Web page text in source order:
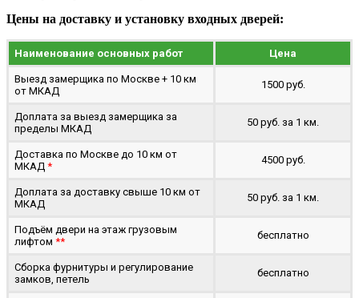
Цены на доставку и установку входных дверей:
Наименование основных работ Цена
Выезд замерщика по Москве + 10 км
от МКАД
1500 руб.
Доплата за выезд замерщика за
пределы МКАД
50 руб. за 1 км.
Доставка по Москве до 10 км от
МКАД *
4500 руб.
Доплата за доставку свыше 10 км от
МКАД
50 руб. за 1 км.
Подъём двери на этаж грузовым
лифтом **
бесплатно
Сборка фурнитуры и регулирование
замков, петель
бесплатно